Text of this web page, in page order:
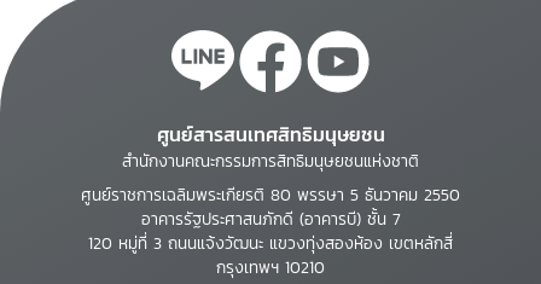
ศูนย์สารสนเทศสิทธิมนุษยชน
สำนักงานคณะกรรมการสิทธิมนุษยชนแห่งชาติ
ศูนย์ราชการเฉลิมพระเกียรติ 80 พรรษา 5 ธันวาคม 2550
อาคารรัฐประศาสนภักดี (อาคารบี) ชั้น 7
120 หมู่ที่ 3 ถนนแจ้งวัฒนะ แขวงทุ่งสองห้อง เขตหลักสี่
กรุงเทพฯ 10210